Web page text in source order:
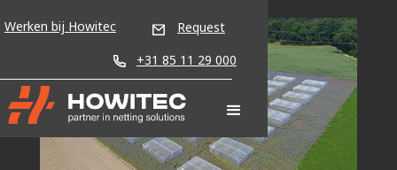
Werken bij Howitec
Request
+31 85 11 29 000